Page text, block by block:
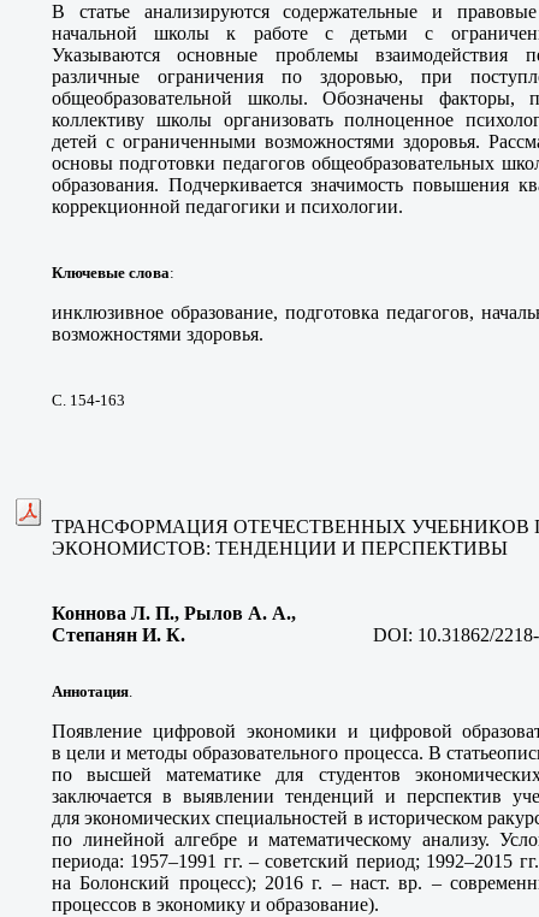
В статье анализируются содержательные и
начальной школы к работе с детьми с
Указываются основные проблемы взаимодействия
различные ограничения по здоровью, при
общеобразовательной школы. Обозначены факторы,
коллективу школы организовать полноценное
детей с ограниченными возможностями здоровья.
основы подготовки педагогов общеобразовательных
образования. Подчеркивается значимость повышения
коррекционной педагогики и психологии.
Ключевые слова:
инклюзивное образование, подготовка педагогов,
возможностями здоровья.
С. 154-163
ТРАНСФОРМАЦИЯ ОТЕЧЕСТВЕННЫХ УЧЕБНИКОВ
ЭКОНОМИСТОВ: ТЕНДЕНЦИИ И ПЕРСПЕКТИВЫ
Коннова Л. П., Рылов А. А.,
Степанян И. К. DOI: 10.31862/
Аннотация.
Появление цифровой экономики и цифровой
в цели и методы образовательного процесса. В
по высшей математике для студентов
заключается в выявлении тенденций и перспектив
для экономических специальностей в историческом
по линейной алгебре и математическому анализу.
периода: 1957–1991 гг. – советский период; 1992–2015
на Болонский процесс); 2016 г. – наст. вр. –
процессов в экономику и образование).